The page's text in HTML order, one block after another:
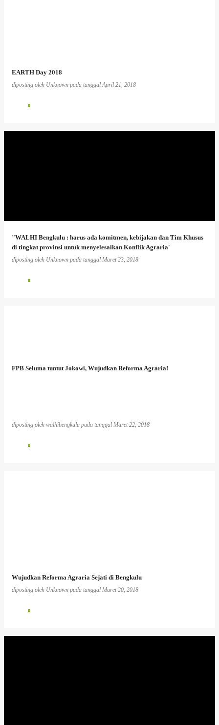
EARTH Day 2018
diposting oleh Unknown pada tanggalApril 21, 2018
0
"WALHI Bengkulu : harus ada komitmen, kebijakan dan Tim Khusus
di tingkat provinsi untuk menyelesaikan Konflik Agraria'
diposting oleh Unknown pada tanggal Maret 23, 2018
0
FPB Seluma tuntut Jokowi, Wujudkan Reforma Agraria!
diposting oleh walhibengkulu pada tanggal Maret 22, 2018
0
Wujudkan Reforma Agraria Sejati di Bengkulu
diposting oleh Unknown pada tanggal Maret 20, 2018
0